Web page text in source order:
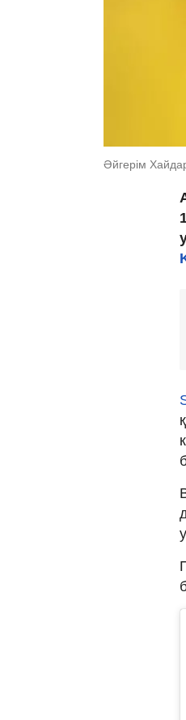
Әйгерім